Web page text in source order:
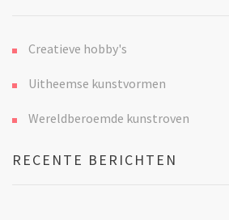
Creatieve hobby's
Uitheemse kunstvormen
Wereldberoemde kunstroven
RECENTE BERICHTEN